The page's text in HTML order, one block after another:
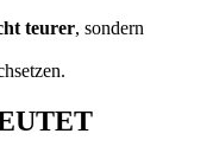
teurer, sondern